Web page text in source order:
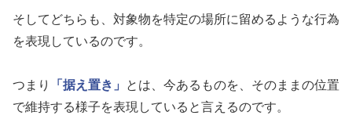
そしてどちらも、対象物を特定の場所に留めるような行為
を表現しているのです。
つまり 「据え置き」
とは、今あるものを、そのままの位置
で維持する様子を表現していると言えるのです。